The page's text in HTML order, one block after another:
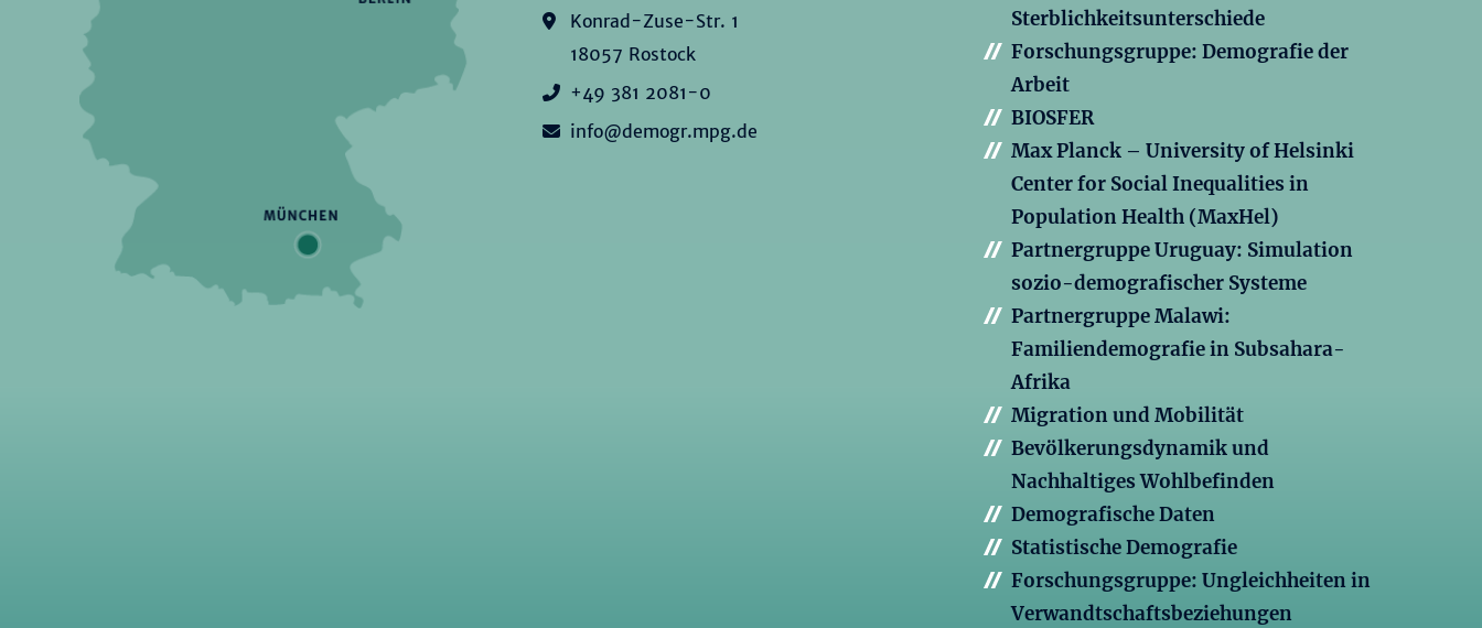
Konrad-Zuse-Str. 1
18057 Rostock
+49 381 2081-0
info@demogr.mpg.de
Sterblichkeitsunterschiede
Forschungsgruppe: Demografie der
Arbeit
BIOSFER
Max Planck – University of Helsinki
Center for Social Inequalities in
Population Health (MaxHel)
Partnergruppe Uruguay: Simulation
sozio-demografischer Systeme
Partnergruppe Malawi:
Familiendemografie in Subsahara-
Afrika
Migration und Mobilität
Bevölkerungsdynamik und
Nachhaltiges Wohlbefinden
Demografische Daten
Statistische Demografie
Forschungsgruppe: Ungleichheiten in
Verwandtschaftsbeziehungen